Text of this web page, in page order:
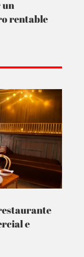
un
rentable
e